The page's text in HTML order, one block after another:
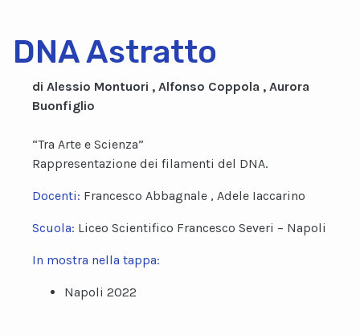
DNA Astratto
di Alessio Montuori , Alfonso Coppola , Aurora
Buonfiglio
“Tra Arte e Scienza”
Rappresentazione dei filamenti del DNA.
Docenti: Francesco Abbagnale , Adele Iaccarino
Scuola: Liceo Scientifico Francesco Severi – Napoli
In mostra nella tappa:
Napoli 2022